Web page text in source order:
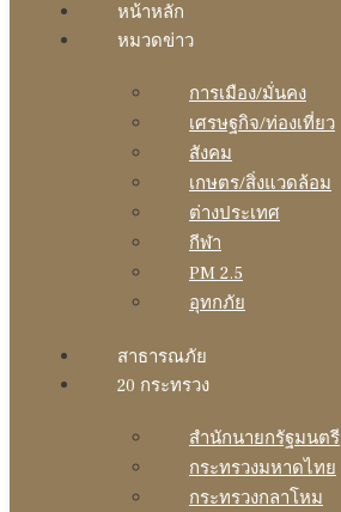
หน้าหลัก
หมวดข่าว
การเมือง/มั่นคง
เศรษฐกิจ/ท่องเที่ยว
สังคม
เกษตร/สิ่งแวดล้อม
ต่างประเทศ
กีฬา
PM 2.5
อุทกภัย
สาธารณภัย
20 กระทรวง
สํานักนายกรัฐมนตรี
กระทรวงมหาดไทย
กระทรวงกลาโหม